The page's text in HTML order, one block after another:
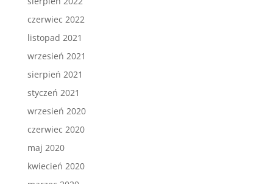
czerwiec 2022
listopad 2021
wrzesień 2021
sierpień 2021
styczeń 2021
wrzesień 2020
czerwiec 2020
maj 2020
kwiecień 2020